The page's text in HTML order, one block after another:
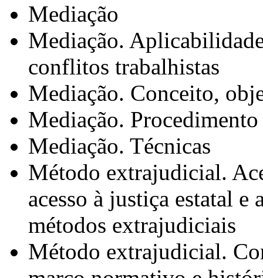
Mediação
Mediação.
conflitos trabalhistas
Mediação. Conceito,
Mediação. Procedimento
Mediação. Técnicas
Método extrajudicial.
acesso à justiça estatal e
métodos extrajudiciais
Método extrajudicial.